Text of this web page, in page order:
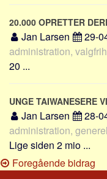
20.000 OPRETTER
Jan Larsen 29-
administration,
20 ...
UNGE TAIWANESERE
Jan Larsen 28-
administration,
Lige siden 2 mio ...
Foregående bidrag